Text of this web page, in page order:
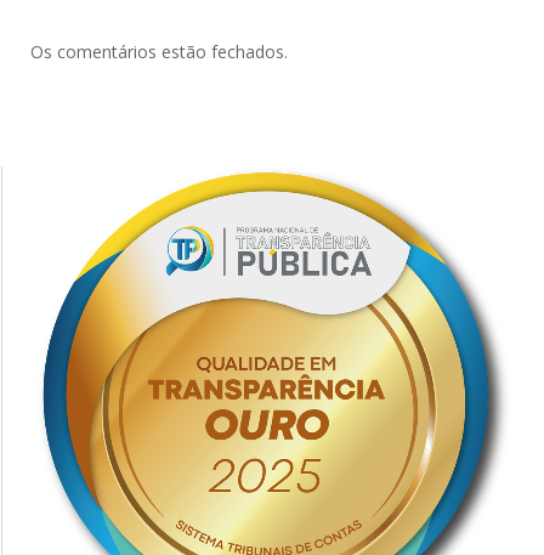
Os comentários estão fechados.